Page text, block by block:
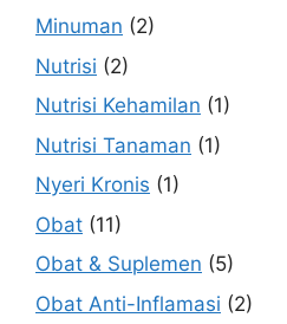
Minuman (2)
Nutrisi (2)
Nutrisi Kehamilan (1)
Nutrisi Tanaman (1)
Nyeri Kronis (1)
Obat (11)
Obat & Suplemen (5)
Obat Anti-Inflamasi (2)